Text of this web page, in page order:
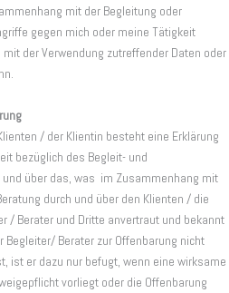
mit der Begleitung oder
gegen mich oder meine Tätigkeit
der Verwendung zutreffender Daten oder
/ der Klientin besteht eine Erklärung
bezüglich des Begleit- und
über das, was im Zusammenhang mit
durch und über den Klienten / die
/ Berater und Dritte anvertraut und bekannt
Begleiter/ Berater zur Offenbarung nicht
ist er dazu nur befugt, wenn eine wirksame
vorliegt oder die Offenbarung